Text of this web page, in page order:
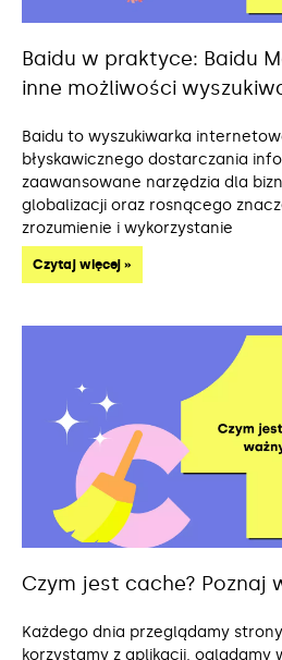
Baidu w praktyce: Baidu
inne możliwości
Baidu to wyszukiwarka
błyskawicznego dostarczania
zaawansowane narzędzia dla
globalizacji oraz rosnącego
zrozumienie i wykorzystanie
Czytaj więcej »
Czym jest cache? Poznaj
Każdego dnia przeglądamy
korzystamy z aplikacji, oglądamy